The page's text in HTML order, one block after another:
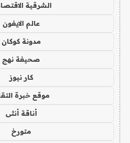
الشرقية
عالم الايفون
مدونة كوكان
صحيفة نهج
كار نيوز
موقع خبرة
أناقة أنثى
متورخ